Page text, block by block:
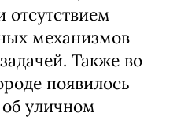
механизмов
Также во
появилось
уличном